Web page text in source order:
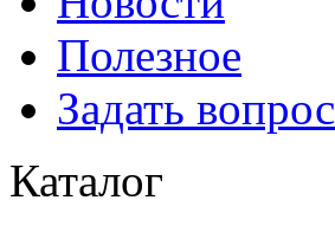
Полезное
Задать вопрос
Каталог